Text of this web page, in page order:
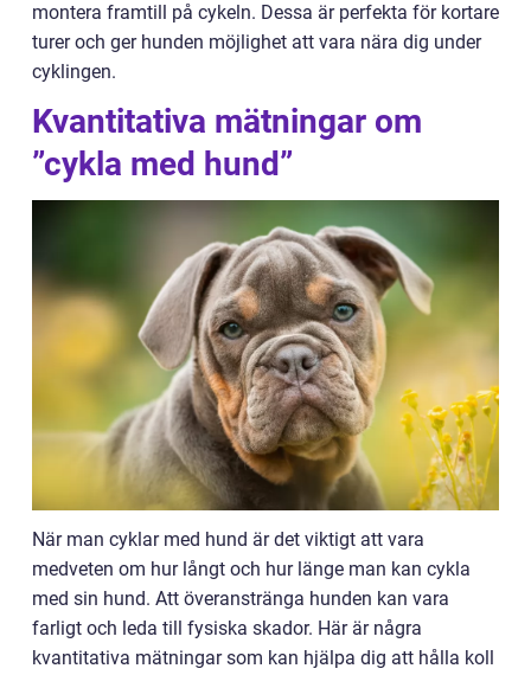
montera framtill på cykeln. Dessa är perfekta för kortare
turer och ger hunden möjlighet att vara nära dig under
cyklingen.
Kvantitativa mätningar om
”cykla med hund”
När man cyklar med hund är det viktigt att vara
medveten om hur långt och hur länge man kan cykla
med sin hund. Att överanstränga hunden kan vara
farligt och leda till fysiska skador. Här är några
kvantitativa mätningar som kan hjälpa dig att hålla koll